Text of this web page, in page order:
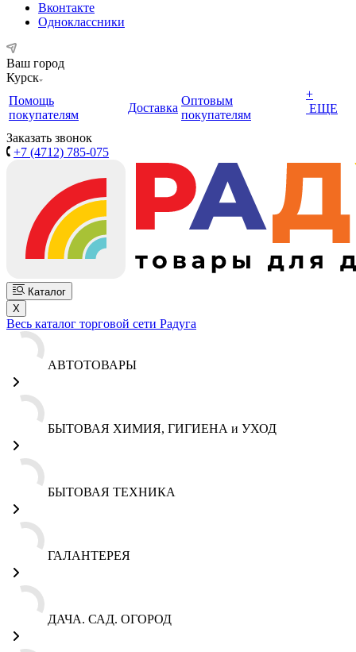
Вконтакте
Одноклассники
Ваш город
Курск
Помощь
покупателям
Доставка
Оптовым
покупателям
+
ЕЩЕ
Заказать звонок
+7 (4712) 785-075
Каталог
X
Весь каталог торговой сети Радуга
АВТОТОВАРЫ
БЫТОВАЯ ХИМИЯ, ГИГИЕНА и УХОД
БЫТОВАЯ ТЕХНИКА
ГАЛАНТЕРЕЯ
ДАЧА. САД. ОГОРОД